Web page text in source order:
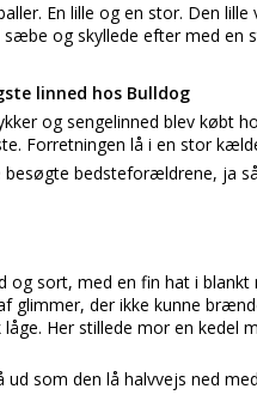
En lille og en stor. Den
og skyllede efter med en
linned hos Bulldog
og sengelinned blev købt
Forretningen lå i en stor
bedsteforældrene, ja
og sort, med en fin hat i
glimmer, der ikke kunne
Her stillede mor en kedel
ud som den lå halvvejs ned